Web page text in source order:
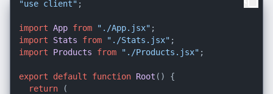
"use client" ;
import App from "./App.jsx"
import
Stats from "./Stats.jsx"
import
Products from "./Products.jsx" ;
export default function Root ( ) {
return (